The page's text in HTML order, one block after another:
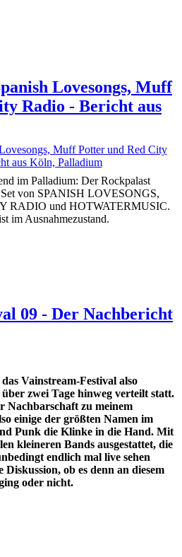
Lovesongs, Muff
Radio - Bericht aus
im Palladium: Der Rockpalast
von SPANISH LOVESONGS,
RADIO und HOTWATERMUSIC.
im Ausnahmezustand.
09 - Der Nachbericht
Vainstream-Festival also
zwei Tage hinweg verteilt statt.
Nachbarschaft zu meinem
einige der größten Namen im
Punk die Klinke in die Hand. Mit
kleineren Bands ausgestattet, die
endlich mal live sehen
Diskussion, ob es denn an diesem
oder nicht.